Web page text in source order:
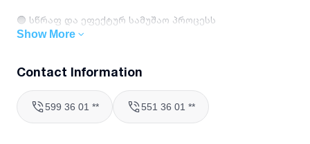
🟢 სწრაფ და ეფექტურ სამუშაო პროცესს
🟢 კონსულტაციას მასალებისა და დიზაინის საკითხებზე.
არჩევანი გაკეთდება საუკეთესო ხარისხისა და ეფექტის
უზრუნველყოფისათვის
Show More
Contact Information
599 36 01 ** 551 36 01 **